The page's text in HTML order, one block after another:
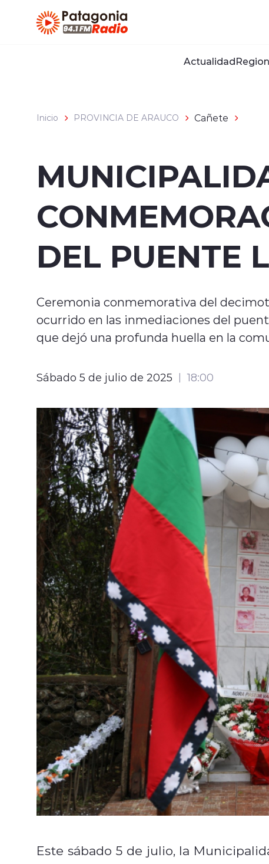
Actualidad
Inicio PROVINCIA DE ARAUCO Cañete
DEL PUENTE
Ceremonia conmemorativa del
ocurrido en las inmediaciones del
que dejó una profunda huella en la
Sábado 5 de julio de 2025 18:00
Este sábado 5 de julio, la